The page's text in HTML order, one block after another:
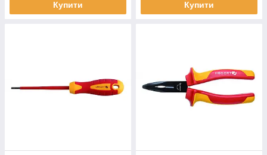
Купити Купити